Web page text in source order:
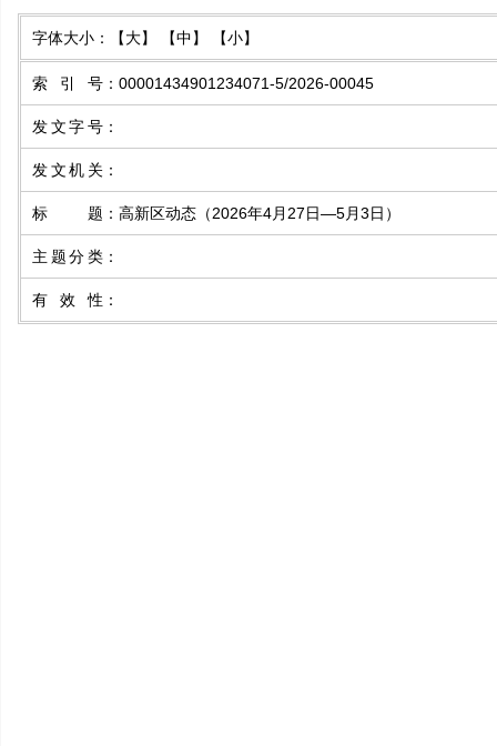
字体大小： 【大】 【中】 【小】
索引号 ： 00001434901234071-5/2026-00045
发文字号 ：
发文机关 ：
标题 ： 高新区动态（2026年4月27日—5月3日）
主题分类 ：
有效性 ：